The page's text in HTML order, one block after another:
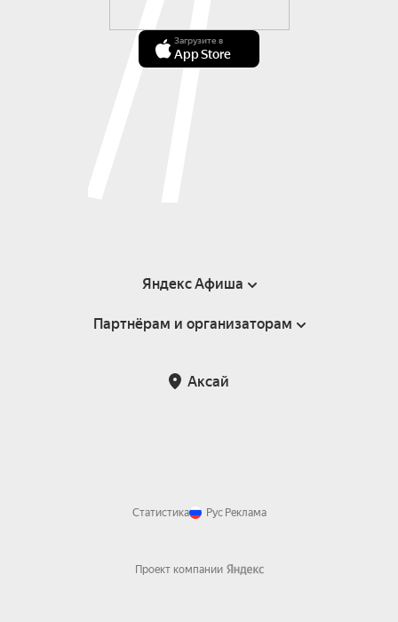
Загрузите в
App Store
Яндекс Афиша
Справка
Возврат билетов
Партнёрам и организаторам
Аксай
Статистика Рус Реклама
Проект компании